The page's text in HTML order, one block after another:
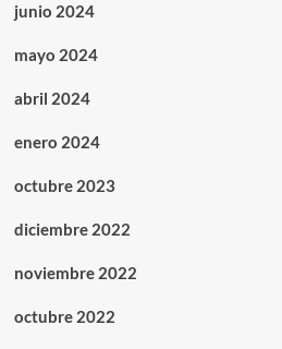
junio 2024
mayo 2024
abril 2024
enero 2024
octubre 2023
diciembre 2022
noviembre 2022
octubre 2022